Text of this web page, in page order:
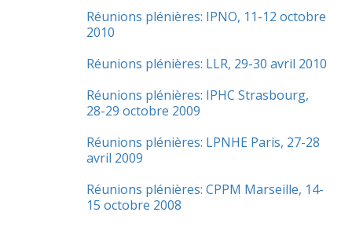
Réunions plénières: IPNO, 11-12 octobre
2010
Réunions plénières: LLR, 29-30 avril 2010
Réunions plénières: IPHC Strasbourg,
28-29 octobre 2009
Réunions plénières: LPNHE Paris, 27-28
avril 2009
Réunions plénières: CPPM Marseille, 14-
15 octobre 2008